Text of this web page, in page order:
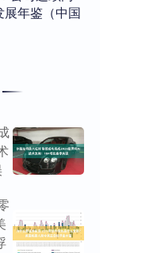
年鉴（中国